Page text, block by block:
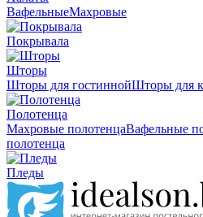
ВафельныеМахровые
Покрывала
Шторы
Шторы для гостиннойШторы для
Полотенца
Махровые полотенцаВафельные
полотенца
Пледы